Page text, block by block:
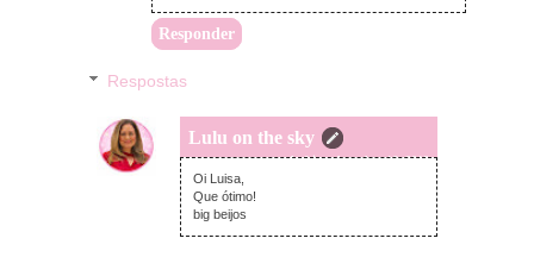
Responder
Respostas
Lulu on the sky
segunda-feira, dezembro 16, 2019
Oi Luisa,
Que ótimo!
big beijos